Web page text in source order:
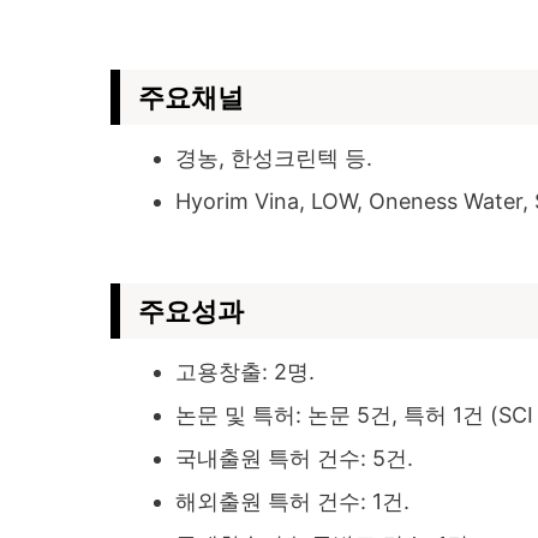
주요채널
경농, 한성크린텍 등.
Hyorim Vina, LOW, Oneness Water,
주요성과
고용창출: 2명.
논문 및 특허: 논문 5건, 특허 1건 (SCI
국내출원 특허 건수: 5건.
해외출원 특허 건수: 1건.